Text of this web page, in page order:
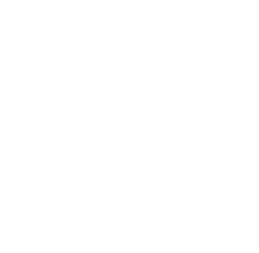
El agente de la
meses de multa a
secretos y cohecho;
conforme a la prueba